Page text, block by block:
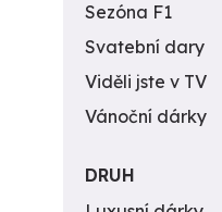
Sezóna F1
Svatební dary
Viděli jste v TV
Vánoční dárky
DRUH